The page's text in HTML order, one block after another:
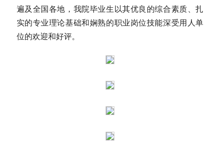
遍及全国各地，我院毕业生以其优良的综合素质、扎
实的专业理论基础和娴熟的职业岗位技能深受用人单
位的欢迎和好评。